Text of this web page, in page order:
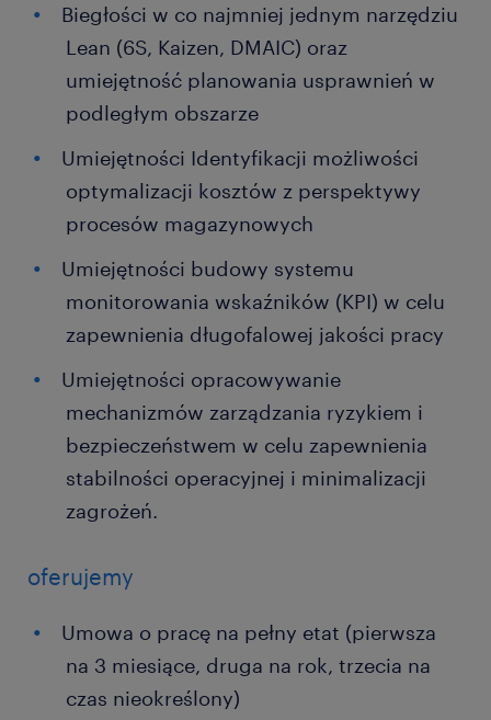
Biegłości w co najmniej jednym narzędziu
Lean (6S, Kaizen, DMAIC) oraz
umiejętność planowania usprawnień w
podległym obszarze
Umiejętności Identyfikacji możliwości
optymalizacji kosztów z perspektywy
procesów magazynowych
Umiejętności budowy systemu
monitorowania wskaźników (KPI) w celu
zapewnienia długofalowej jakości pracy
Umiejętności opracowywanie
mechanizmów zarządzania ryzykiem i
bezpieczeństwem w celu zapewnienia
stabilności operacyjnej i minimalizacji
zagrożeń.
oferujemy
Umowa o pracę na pełny etat (pierwsza
na 3 miesiące, druga na rok, trzecia na
czas nieokreślony)